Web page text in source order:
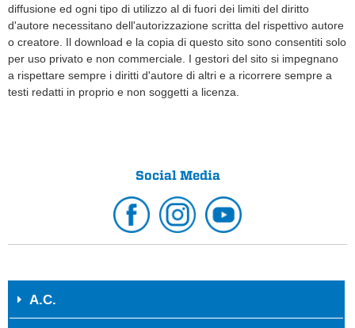
diffusione ed ogni tipo di utilizzo al di fuori dei limiti del diritto
d'autore necessitano dell'autorizzazione scritta del rispettivo autore
o creatore. Il download e la copia di questo sito sono consentiti solo
per uso privato e non commerciale. I gestori del sito si impegnano
a rispettare sempre i diritti d'autore di altri e a ricorrere sempre a
testi redatti in proprio e non soggetti a licenza.
Social Media
A.C.